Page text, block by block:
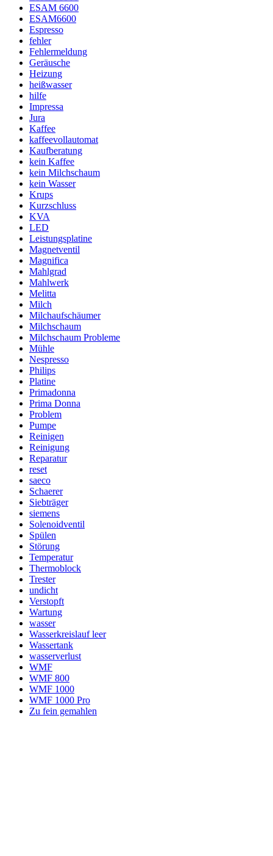
ESAM 6600
ESAM6600
Espresso
fehler
Fehlermeldung
Geräusche
Heizung
heißwasser
hilfe
Impressa
Jura
Kaffee
kaffeevollautomat
Kaufberatung
kein Kaffee
kein Milchschaum
kein Wasser
Krups
Kurzschluss
KVA
LED
Leistungsplatine
Magnetventil
Magnifica
Mahlgrad
Mahlwerk
Melitta
Milch
Milchaufschäumer
Milchschaum
Milchschaum Probleme
Mühle
Nespresso
Philips
Platine
Primadonna
Prima Donna
Problem
Pumpe
Reinigen
Reinigung
Reparatur
reset
saeco
Schaerer
Siebträger
siemens
Solenoidventil
Spülen
Störung
Temperatur
Thermoblock
Trester
undicht
Verstopft
Wartung
wasser
Wasserkreislauf leer
Wassertank
wasserverlust
WMF
WMF 800
WMF 1000
WMF 1000 Pro
Zu fein gemahlen